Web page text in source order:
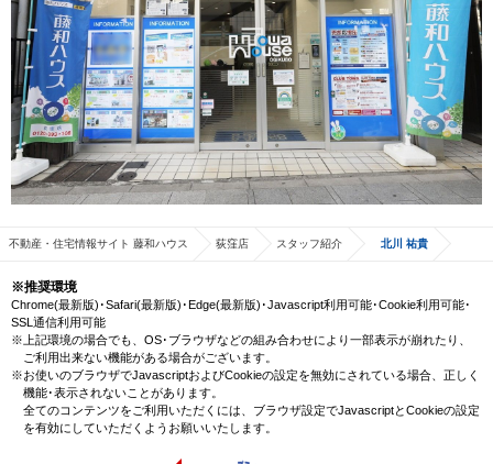
不動産・住宅情報サイト 藤和ハウス 荻窪店 スタッフ紹介 北川 祐貴
※推奨環境
Chrome(最新版)･Safari(最新版)･Edge(最新版)･Javascript利用可能･Cookie利用可能･
SSL通信利用可能
※上記環境の場合でも、OS･ブラウザなどの組み合わせにより一部表示が崩れたり、
ご利用出来ない機能がある場合がございます。
※お使いのブラウザでJavascriptおよびCookieの設定を無効にされている場合、正しく
機能･表示されないことがあります。
全てのコンテンツをご利用いただくには、ブラウザ設定でJavascriptとCookieの設定
を有効にしていただくようお願いいたします。